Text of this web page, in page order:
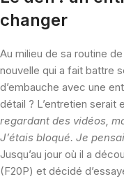
changer
Au milieu de sa routine
nouvelle qui a fait battre
d’embauche avec une
détail ? L’entretien serait
regardant des vidéos,
J’étais bloqué. Je
Jusqu’au jour où il a
(F20P) et décidé